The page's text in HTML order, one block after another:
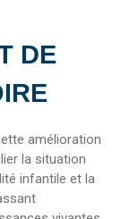
DE
amélioration
la situation
infantile et la